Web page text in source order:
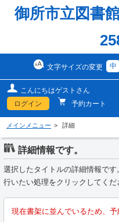
御所市立図書
文字サイズの変更 中
こんにちはゲストさん
ログイン
予約カート
メインメニュー 詳細
詳細情報です。
選択したタイトルの詳細情報です
行いたい処理をクリックしてくだ
現在書架に並んでいるため、